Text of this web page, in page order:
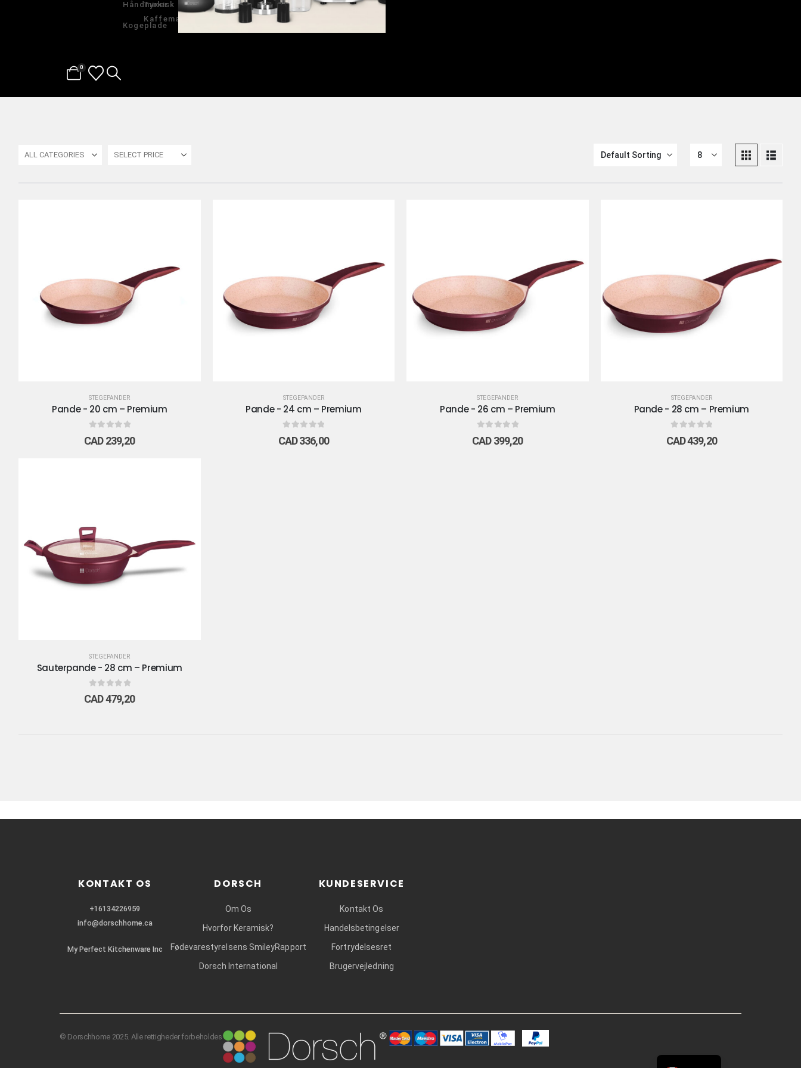
Håndmixer
Kogeplade
Tyrkisk
Kaffemaskine
0
ALL CATEGORIES SELECT PRICE
STEGEPANDER
Pande - 20 cm – Premium
CAD239,20
STEGEPANDER
Pande - 24 cm – Premium
CAD336,00
STEGEPANDER
Pande - 26 cm – Premium
CAD399,20
STEGEPANDER
Pande - 28 cm – Premium
CAD439,20
STEGEPANDER
Sauterpande - 28 cm – Premium
0out of 5
CAD479,20
KONTAKT OS
+16134226959
info@dorschhome.ca
My Perfect Kitchenware Inc
DORSCH
Om Os
Hvorfor Keramisk?
Fødevarestyrelsens SmileyRapport
Dorsch International
KUNDESERVICE
Kontakt Os
Handelsbetingelser
Fortrydelsesret
Brugervejledning
© Dorschhome 2025. Alle rettigheder forbeholdes